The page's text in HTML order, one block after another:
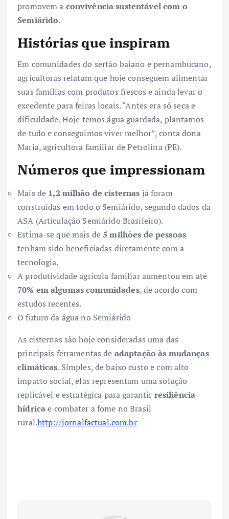
promovem a convivência sustentável com o
Semiárido.
Histórias que inspiram
Em comunidades do sertão baiano e pernambucano,
agricultoras relatam que hoje conseguem alimentar
suas famílias com produtos frescos e ainda levar o
excedente para feiras locais. “Antes era só seca e
dificuldade. Hoje temos água guardada, plantamos
de tudo e conseguimos viver melhor”, conta dona
Maria, agricultora familiar de Petrolina (PE).
Números que impressionam
Mais de 1,2 milhão de cisternas já foram
construídas em todo o Semiárido, segundo dados da
ASA (Articulação Semiárido Brasileiro).
Estima-se que mais de5 milhões de pessoas
tenham sido beneficiadas diretamente com a
tecnologia.
A produtividade agrícola familiar aumentou em até
70% em algumas comunidades, de acordo com
estudos recentes.
O futuro da água no Semiárido
As cisternas são hoje consideradas uma das
principais ferramentas de adaptação às mudanças
climáticas. Simples, de baixo custo e com alto
impacto social, elas representam uma solução
replicável e estratégica para garantir resiliência
hídricae combater a fome no Brasil
rural.http://jornalfactual.com.br